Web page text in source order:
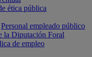
ética pública
Personal empleado público
la Diputación Foral
de empleo